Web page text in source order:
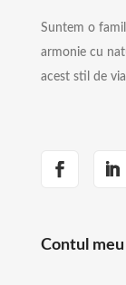
Suntem o
armonie cu
acest stil de
Contul meu